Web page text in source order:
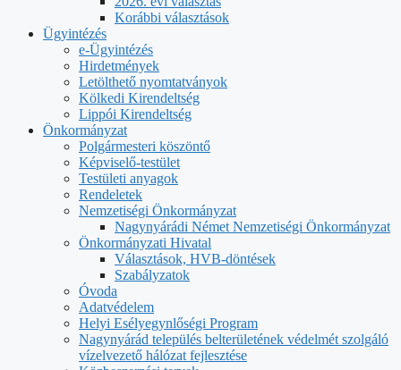
Korábbi választások
Ügyintézés
e-Ügyintézés
Hirdetmények
Letölthető nyomtatványok
Kölkedi Kirendeltség
Lippói Kirendeltség
Önkormányzat
Polgármesteri köszöntő
Képviselő-testület
Testületi anyagok
Rendeletek
Nemzetiségi Önkormányzat
Nagynyárádi Német Nemzetiségi Önkormányzat
Önkormányzati Hivatal
Választások, HVB-döntések
Szabályzatok
Óvoda
Adatvédelem
Helyi Esélyegynlőségi Program
Nagynyárád település belterületének védelmét szolgáló
vízelvezető hálózat fejlesztése